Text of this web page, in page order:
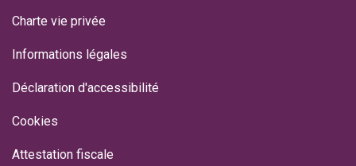
Charte vie privée
Informations légales
Déclaration d'accessibilité
Cookies
Attestation fiscale